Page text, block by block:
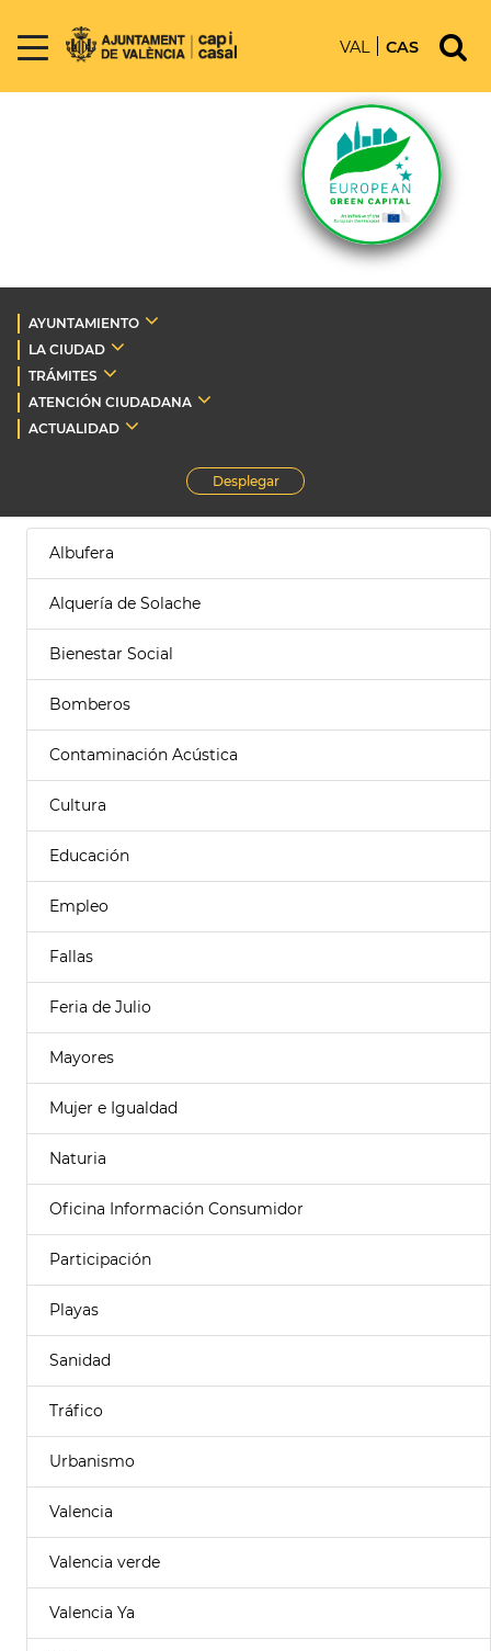
VAL CAS
AYUNTAMIENTO
LA CIUDAD
TRÁMITES
ATENCIÓN CIUDADANA
ACTUALIDAD
Desplegar
Albufera
Alquería de Solache
Bienestar Social
Bomberos
Contaminación Acústica
Cultura
Educación
Empleo
Fallas
Feria de Julio
Mayores
Mujer e Igualdad
Naturia
Oficina Información Consumidor
Participación
Playas
Sanidad
Tráfico
Urbanismo
Valencia
Valencia verde
Valencia Ya